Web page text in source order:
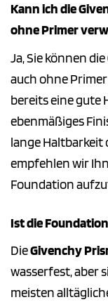
Kann ich die
ohne Primer
Ja, Sie können die
auch ohne
bereits eine gute
ebenmäßiges
lange Haltbarkeit
empfehlen wir
Foundation
Ist die
DieGivenchy
wasserfest, aber
meisten